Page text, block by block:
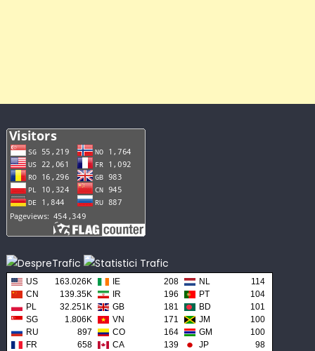
US 163.026K IE 208 NL
114
CN
139.35K IR 196 PT
104
PL
32.251K GB 181 BD
101
SG
1.806K VN 171 JM
100
RU
897 CO 164 GM
100
FR
658 CA 139 JP
98